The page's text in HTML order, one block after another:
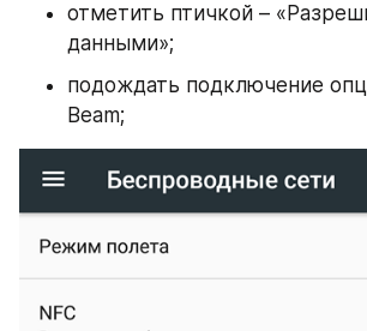
отметить птичкой –
данными»;
подождать подключение
Beam;